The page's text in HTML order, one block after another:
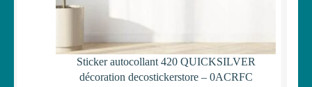
Sticker autocollant 420 QUICKSILVER
décoration decostickerstore – 0ACRFC